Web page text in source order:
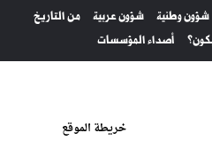
شؤون وطنية شؤون عربية
من التاريخ
أصداء المؤسسات
خريطة الموقع